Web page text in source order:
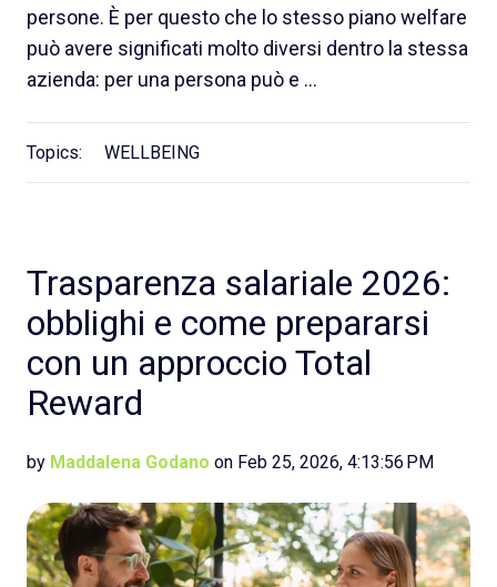
persone. È per questo che lo stesso piano welfare
può avere significati molto diversi dentro la stessa
azienda: per una persona può e …
Topics: WELLBEING
Trasparenza salariale 2026:
obblighi e come prepararsi
con un approccio Total
Reward
by Maddalena Godano on Feb 25, 2026, 4:13:56 PM